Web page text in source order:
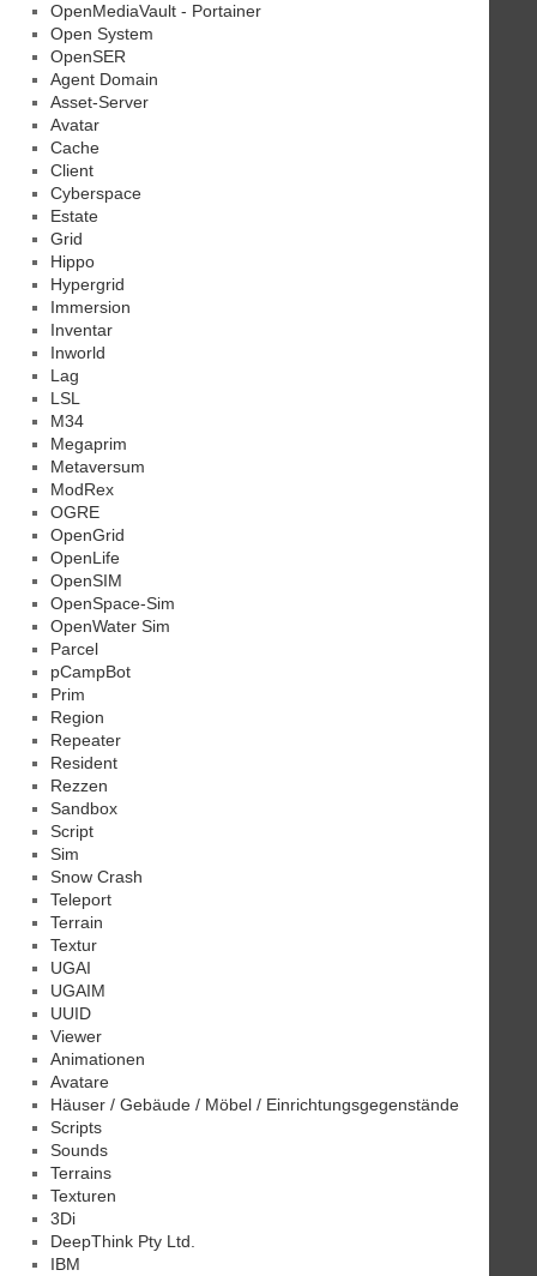
OpenMediaVault - Portainer
Open System
OpenSER
Agent Domain
Asset-Server
Avatar
Cache
Client
Cyberspace
Estate
Grid
Hippo
Hypergrid
Immersion
Inventar
Inworld
Lag
LSL
M34
Megaprim
Metaversum
ModRex
OGRE
OpenGrid
OpenLife
OpenSIM
OpenSpace-Sim
OpenWater Sim
Parcel
pCampBot
Prim
Region
Repeater
Resident
Rezzen
Sandbox
Script
Sim
Snow Crash
Teleport
Terrain
Textur
UGAI
UGAIM
UUID
Viewer
Animationen
Avatare
Häuser / Gebäude / Möbel / Einrichtungsgegenstände
Scripts
Sounds
Terrains
Texturen
3Di
DeepThink Pty Ltd.
IBM